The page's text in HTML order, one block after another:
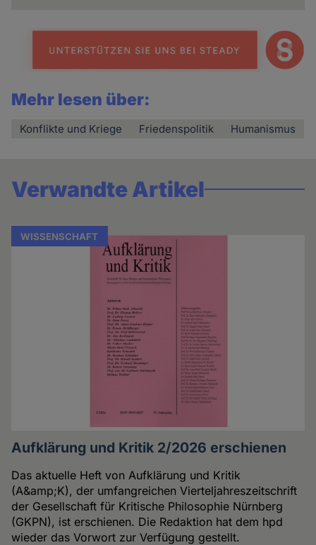
Mehr lesen über:
Konflikte und Kriege Friedenspolitik Humanismus
Verwandte Artikel
WISSENSCHAFT
Aufklärung und Kritik 2/2026 erschienen
Das aktuelle Heft von Aufklärung und Kritik
(A&amp;K), der umfangreichen Vierteljahreszeitschrift
der Gesellschaft für Kritische Philosophie Nürnberg
(GKPN), ist erschienen. Die Redaktion hat dem hpd
wieder das Vorwort zur Verfügung gestellt.